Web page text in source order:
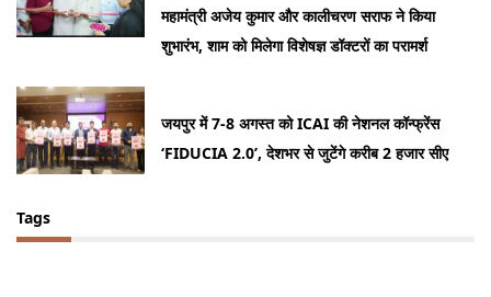
महामंत्री अजेय कुमार और कालीचरण सराफ ने किया
शुभारंभ, शाम को मिलेगा विशेषज्ञ डॉक्टरों का परामर्श
जयपुर में 7-8 अगस्त को ICAI की नेशनल कॉन्फ्रेंस
‘FIDUCIA 2.0’, देशभर से जुटेंगे करीब 2 हजार सीए
Tags